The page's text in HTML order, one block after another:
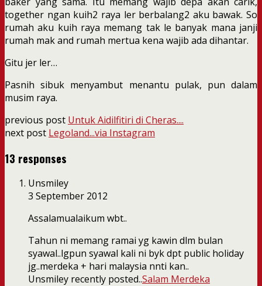
together ngan kuih2 raya ler berbalang2 aku bawak. So
rumah aku kuih raya memang tak le banyak mana janji
rumah mak and rumah mertua kena wajib ada dihantar.
Gitu jer ler…
Pasnih sibuk menyambut menantu pulak, pun dalam
musim raya.
previous post Untuk Aidilfitiri di Cheras....
next post Legoland...via Instagram
13 responses
Unsmiley
3 September 2012
Assalamualaikum wbt..
Tahun ni memang ramai yg kawin dlm bulan
syawal..lgpun syawal kali ni byk dpt public holiday
jg..merdeka + hari malaysia nnti kan..
Unsmiley recently posted..Salam Merdeka